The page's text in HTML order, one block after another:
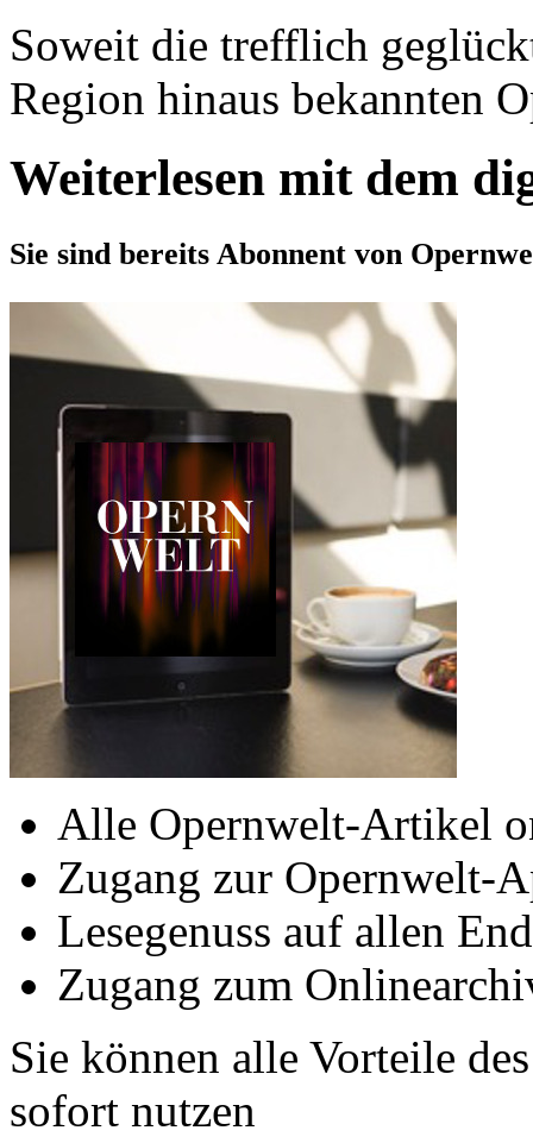
Soweit die trefflich
Region hinaus bekannten
Weiterlesen mit dem
Sie sind bereits Abonnent von
Alle Opernwelt-Artikel
Zugang zur Opernwelt-
Lesegenuss auf allen
Zugang zum
Sie können alle Vorteile
sofort nutzen